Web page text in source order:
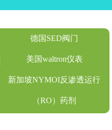
德国SED阀门
美国waltron仪表
新加坡NYMOI反渗透运行
（RO）药剂